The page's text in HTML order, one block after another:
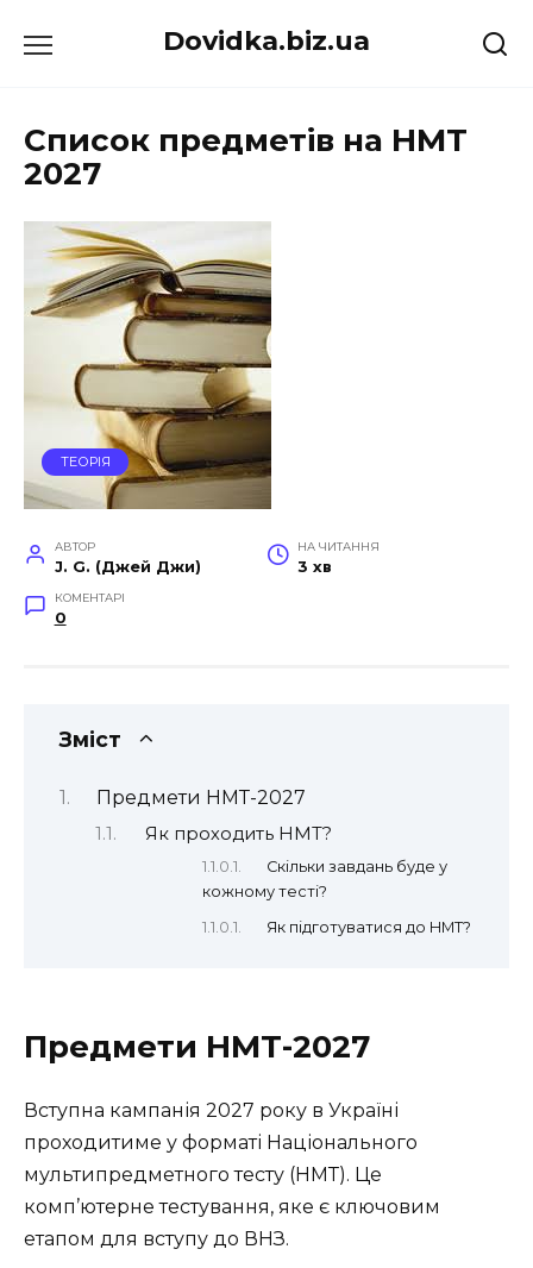
до
Dovidka.biz.ua
Список предметів на НМТ
2027
ТЕОРІЯ
АВТОР
J. G. (Джей Джи)
НА ЧИТАННЯ
3 хв
КОМЕНТАРІ
0
Зміст
Предмети НМТ-2027
Як проходить НМТ?
Скільки завдань буде у
кожному тесті?
Як підготуватися до НМТ?
Предмети НМТ-2027
Вступна кампанія 2027 року в Україні
проходитиме у форматі Національного
мультипредметного тесту (НМТ). Це
комп’ютерне тестування, яке є ключовим
етапом для вступу до ВНЗ.